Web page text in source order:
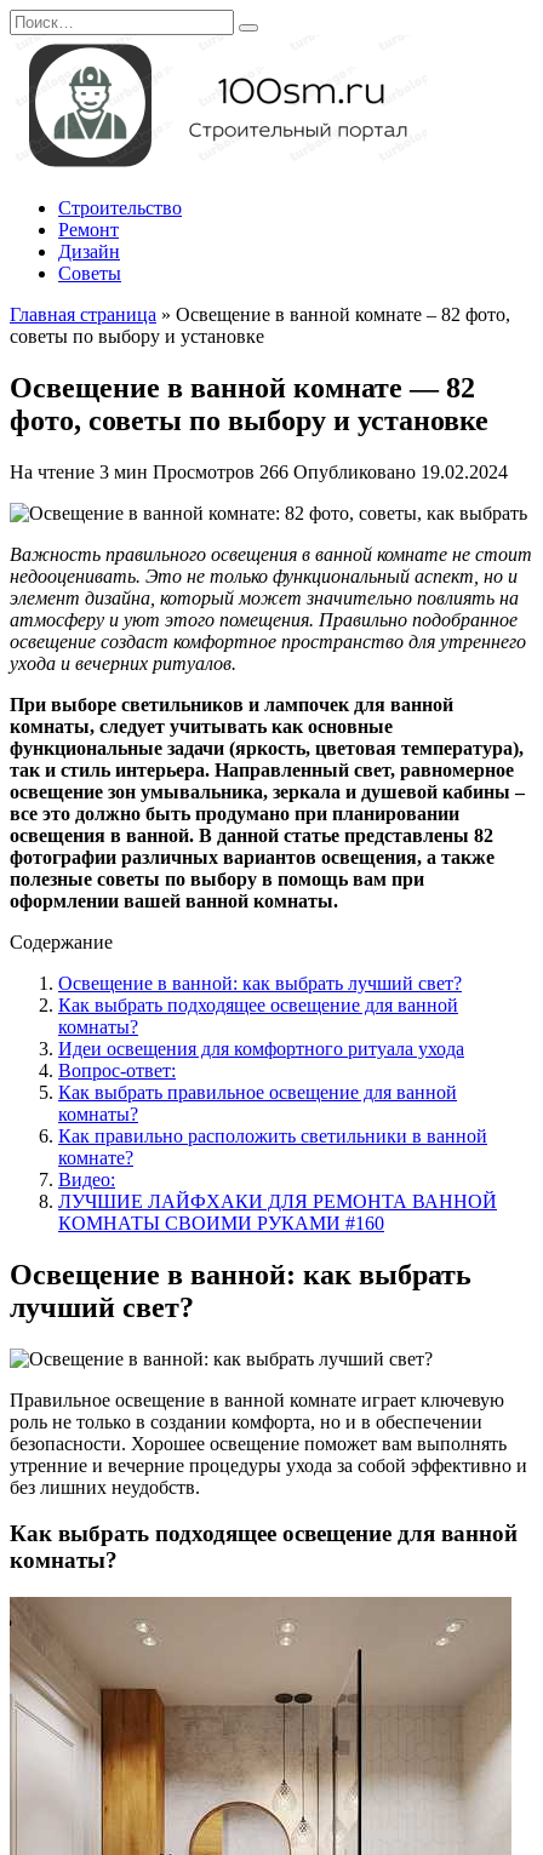
Перейти
к
содержанию
Search
for:
Строительство
Ремонт
Дизайн
Советы
Главная страница » Освещение в ванной комнате – 82 фото,
советы по выбору и установке
Освещение в ванной комнате — 82
фото, советы по выбору и установке
На чтение 3 мин Просмотров 266 Опубликовано 19.02.2024
Важность правильного освещения в ванной комнате не стоит
недооценивать. Это не только функциональный аспект, но и
элемент дизайна, который может значительно повлиять на
атмосферу и уют этого помещения. Правильно подобранное
освещение создаст комфортное пространство для утреннего
ухода и вечерних ритуалов.
При выборе светильников и лампочек для ванной
комнаты, следует учитывать как основные
функциональные задачи (яркость, цветовая температура),
так и стиль интерьера. Направленный свет, равномерное
освещение зон умывальника, зеркала и душевой кабины –
все это должно быть продумано при планировании
освещения в ванной. В данной статье представлены 82
фотографии различных вариантов освещения, а также
полезные советы по выбору в помощь вам при
оформлении вашей ванной комнаты.
Содержание
Освещение в ванной: как выбрать лучший свет?
Как выбрать подходящее освещение для ванной
комнаты?
Идеи освещения для комфортного ритуала ухода
Вопрос-ответ:
Как выбрать правильное освещение для ванной
комнаты?
Как правильно расположить светильники в ванной
комнате?
Видео:
ЛУЧШИЕ ЛАЙФХАКИ ДЛЯ РЕМОНТА ВАННОЙ
КОМНАТЫ СВОИМИ РУКАМИ #160
Освещение в ванной: как выбрать
лучший свет?
Правильное освещение в ванной комнате играет ключевую
роль не только в создании комфорта, но и в обеспечении
безопасности. Хорошее освещение поможет вам выполнять
утренние и вечерние процедуры ухода за собой эффективно и
без лишних неудобств.
Как выбрать подходящее освещение для ванной
комнаты?